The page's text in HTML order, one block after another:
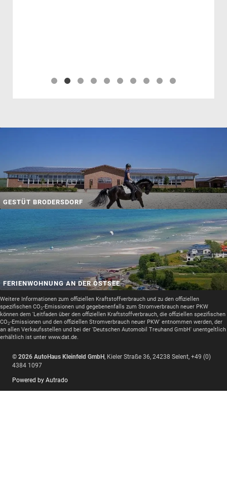
GESTÜT BRODERSDORF
FERIENWOHNUNG AN DER OSTSEE
Weitere Informationen zum offiziellen Kraftstoffverbrauch und zu den offiziellen
spezifischen CO2-Emissionen und gegebenenfalls zum Stromverbrauch neuer PKW
können dem 'Leitfaden über den offiziellen Kraftstoffverbrauch, die offiziellen spezifischen
CO2-Emissionen und den offiziellen Stromverbrauch neuer PKW' entnommen werden, der
an allen Verkaufsstellen und bei der 'Deutschen Automobil Treuhand GmbH' unentgeltlich
erhältlich ist unter www.dat.de.
© 2026 AutoHaus Kleinfeld GmbH, Kieler Straße 36, 24238 Selent, +49 (0)
4384 1097
Powered by Autrado